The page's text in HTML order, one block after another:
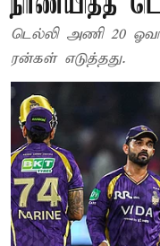
டெல்லி அணி 20
ரன்கள் எடுத்தது.